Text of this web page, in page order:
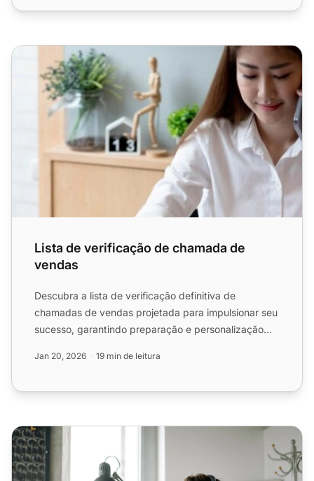
Lista de verificação de chamada de vendas
Lista de verificação de chamada de
vendas
Descubra a lista de verificação definitiva de
chamadas de vendas projetada para impulsionar seu
sucesso, garantindo preparação e personalização
Jan 20, 2026 19 min de leitura
Lista de verificação de configuração de call center